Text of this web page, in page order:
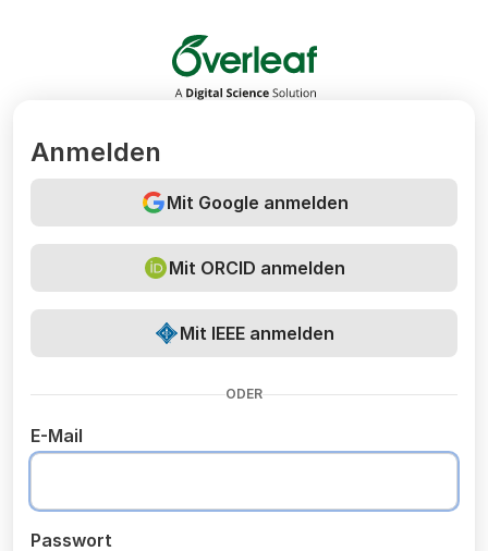
Overleaf
Anmelden
Mit Google anmelden
Mit ORCID anmelden
Mit IEEE anmelden
ODER
E-Mail
Passwort